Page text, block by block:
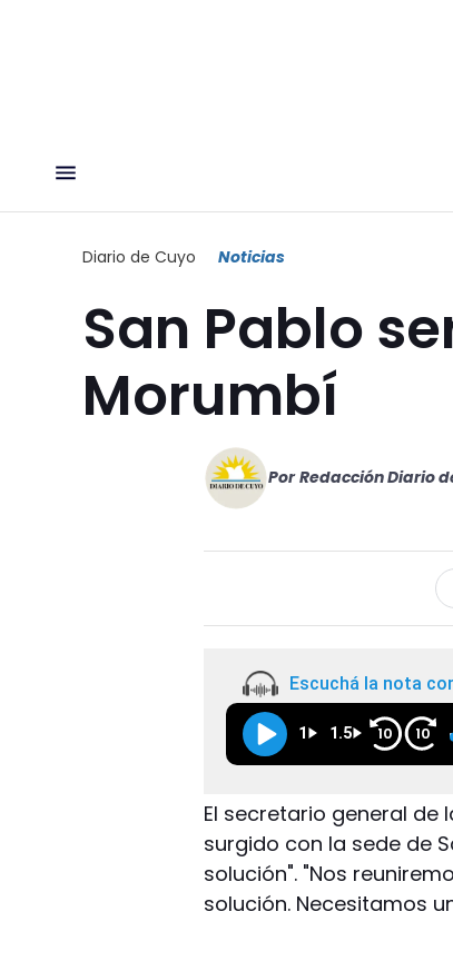
Diario de Cuyo Noticias
San Pablo
Morumbí
Por Redacción Diario
Escuchá la nota
1 1.5 10 10
El secretario general de
surgido con la sede de
solución". "Nos
solución. Necesitamos